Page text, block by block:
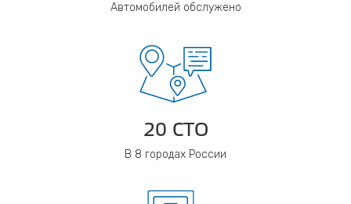
Автомобилей обслужено
20 СТО
В 8 городах России